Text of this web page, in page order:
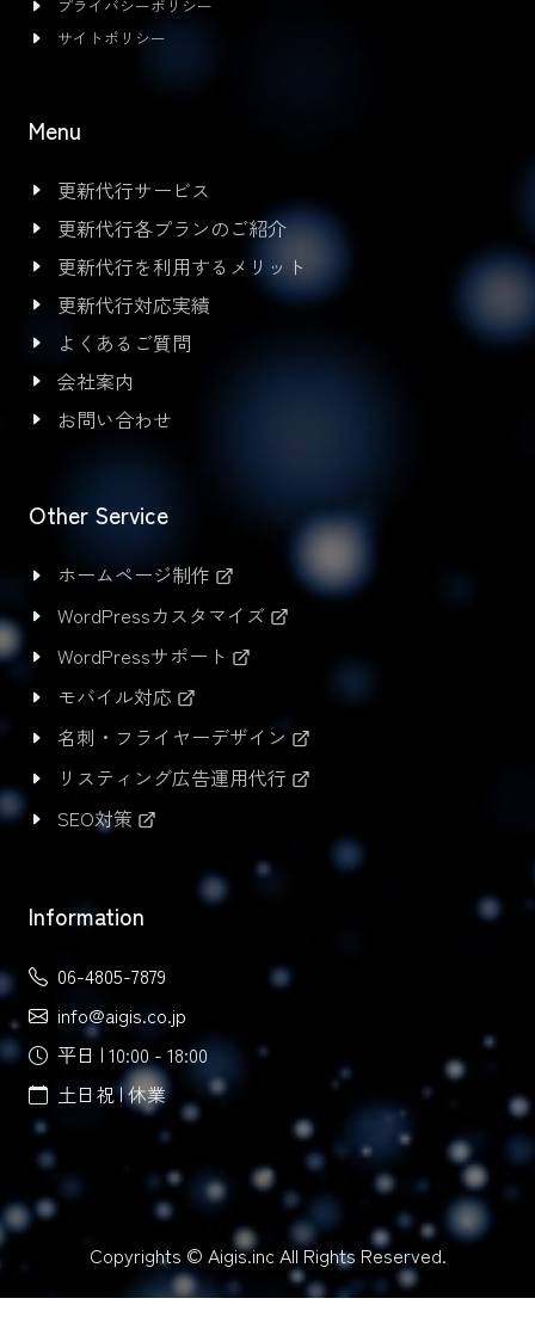
プライバシーポリシー
サイトポリシー
Menu
更新代行サービス
更新代行各プランのご紹介
更新代行を利用するメリット
更新代行対応実績
よくあるご質問
会社案内
お問い合わせ
Other Service
ホームページ制作
WordPressカスタマイズ
WordPressサポート
モバイル対応
名刺・フライヤーデザイン
リスティング広告運用代行
SEO対策
Information
06-4805-7879
info@aigis.co.jp
平日 | 10:00 - 18:00
土日祝 | 休業
Copyrights © Aigis.inc All Rights Reserved.